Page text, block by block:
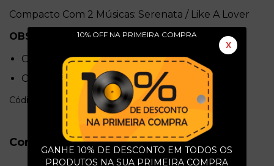
10% OFF NA PRIMEIRA COMPRA
X
GANHE 10% DE DESCONTO EM TODOS OS
PRODUTOS NA SUA PRIMEIRA COMPRA
Compacto Com 2 Músicas: Serenata / Like A Lover
OBSERVAÇÕES:
COMPACTO COM FURO CENTRAL GRANDE
CAPA DA GRAVADORA ENVELHECIDA
Código: e3567
Conservação do Produto